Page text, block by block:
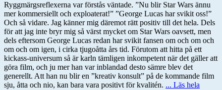
Ryggmärgsreflexerna var förstås väntade. ”Nu blir Star Wars ännu
mer kommersiellt och exploaterat!” ”George Lucas har svikit oss!”
Och så vidare. Jag känner mig däremot rätt positiv till det hela. Dels
för att jag inte bryr mig så värst mycket om Star Wars oavsett, men
dels eftersom George Lucas redan har svikit fansen om och om och
om och om igen, i cirka tjugoåtta års tid. Förutom att hitta på ett
kickass-universum så är karln tämligen inkompetent när det gäller att
göra film, och ju mer han var inblandad desto sämre blev det
generellt. Att han nu blir en ”kreativ konsult” på de kommande film
sju, åtta och nio, kan bara vara positivt för kvalitén. ... Läs hela